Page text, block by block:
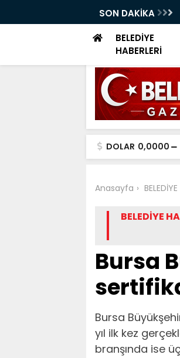
SON DAKİKA
DÜNYA SAĞLIK ÖRGÜTÜ KÜRSÜSÜNDE
BELEDİYE
HABERLERİ
DOLAR 0,0000
Anasayfa
BELEDİYE
Bursa
Bursa
yıl ilk kez
branşında ise